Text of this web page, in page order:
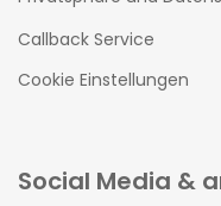
Callback Service
Cookie Einstellungen
Social Media &